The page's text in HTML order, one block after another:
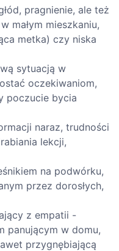
pragnienie, ale też
małym mieszkaniu,
metka) czy niska
sytuacją w
oczekiwaniom,
poczucie bycia
naraz, trudności
lekcji,
na podwórku,
przez dorosłych,
z empatii -
panującym w domu,
przygnębiającą